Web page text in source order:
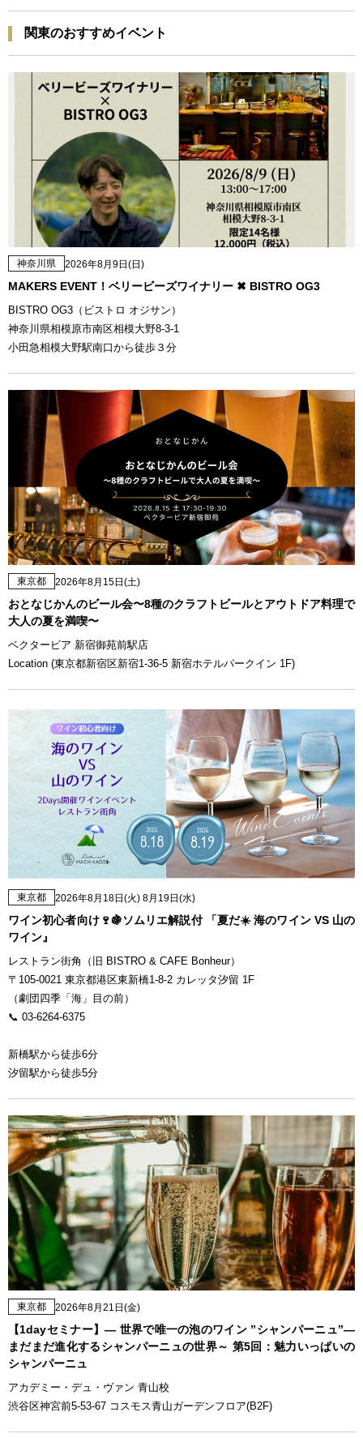
関東のおすすめイベント
神奈川県 2026年8月9日(日)
MAKERS EVENT！ベリービーズワイナリー ✖ BISTRO OG3
BISTRO OG3（ビストロ オジサン）
神奈川県相模原市南区相模大野8-3-1
小田急相模大野駅南口から徒歩３分
東京都 2026年8月15日(土)
おとなじかんのビール会〜8種のクラフトビールとアウトドア料理で
大人の夏を満喫〜
ベクタービア 新宿御苑前駅店
Location (東京都新宿区新宿1-36-5 新宿ホテルパークイン 1F)
東京都 2026年8月18日(火) 8月19日(水)
ワイン初心者向け🍷🍇ソムリエ解説付 「夏だ☀️ 海のワイン VS 山の
ワイン』
レストラン街角（旧 BISTRO & CAFE Bonheur）
〒105-0021 東京都港区東新橋1-8-2 カレッタ汐留 1F
（劇団四季「海」目の前）
📞 03-6264-6375
新橋駅から徒歩6分
汐留駅から徒歩5分
東京都 2026年8月21日(金)
【1dayセミナー】— 世界で唯一の泡のワイン ”シャンパーニュ”—
まだまだ進化するシャンパーニュの世界～ 第5回：魅力いっぱいの
シャンパーニュ
アカデミー・デュ・ヴァン 青山校
渋谷区神宮前5-53-67 コスモス青山ガーデンフロア(B2F)